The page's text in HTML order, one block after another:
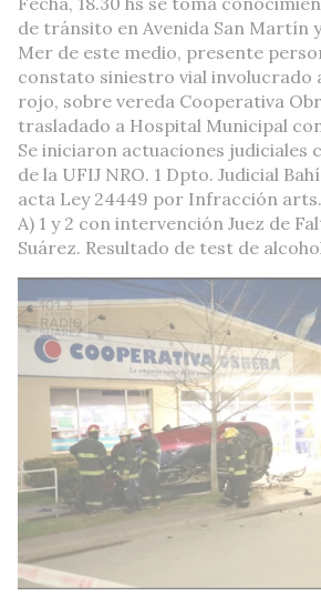
de tránsito en Avenida San Martín
Mer de este medio, presente
constato siniestro vial involucrado
rojo, sobre vereda Cooperativa
trasladado a Hospital Municipal
Se iniciaron actuaciones judiciales
de la UFIJ NRO. 1 Dpto. Judicial
acta Ley 24449 por Infracción arts.
A) 1 y 2 con intervención Juez de
Suárez. Resultado de test de